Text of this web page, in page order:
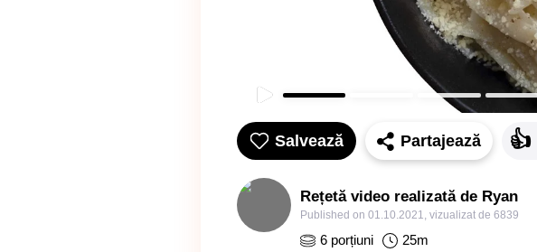
Salvează Partajează 👍
Rețetă video realizată de Ryan
Published on 01.10.2021, vizualizat de 6839
6 porțiuni 25m